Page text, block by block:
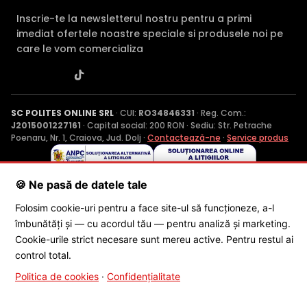
Inscrie-te la newsletterul nostru pentru a primi
imediat ofertele noastre speciale si produsele noi pe
care le vom comercializa
SC POLITES ONLINE SRL· CUI: RO34846331 · Reg. Com.:
J2015001227161 · Capital social: 200 RON · Sediu: Str. Petrache
Poenaru, Nr. 1, Craiova, Jud. Dolj · Contactează-ne · Service produs
© 2026 SC POLITES ONLINE SRL
🍪 Ne pasă de datele tale
Folosim cookie-uri pentru a face site-ul să funcționeze, a-l
îmbunătăți și — cu acordul tău — pentru analiză și marketing.
Cookie-urile strict necesare sunt mereu active. Pentru restul ai
control total.
Politica de cookies · Confidențialitate